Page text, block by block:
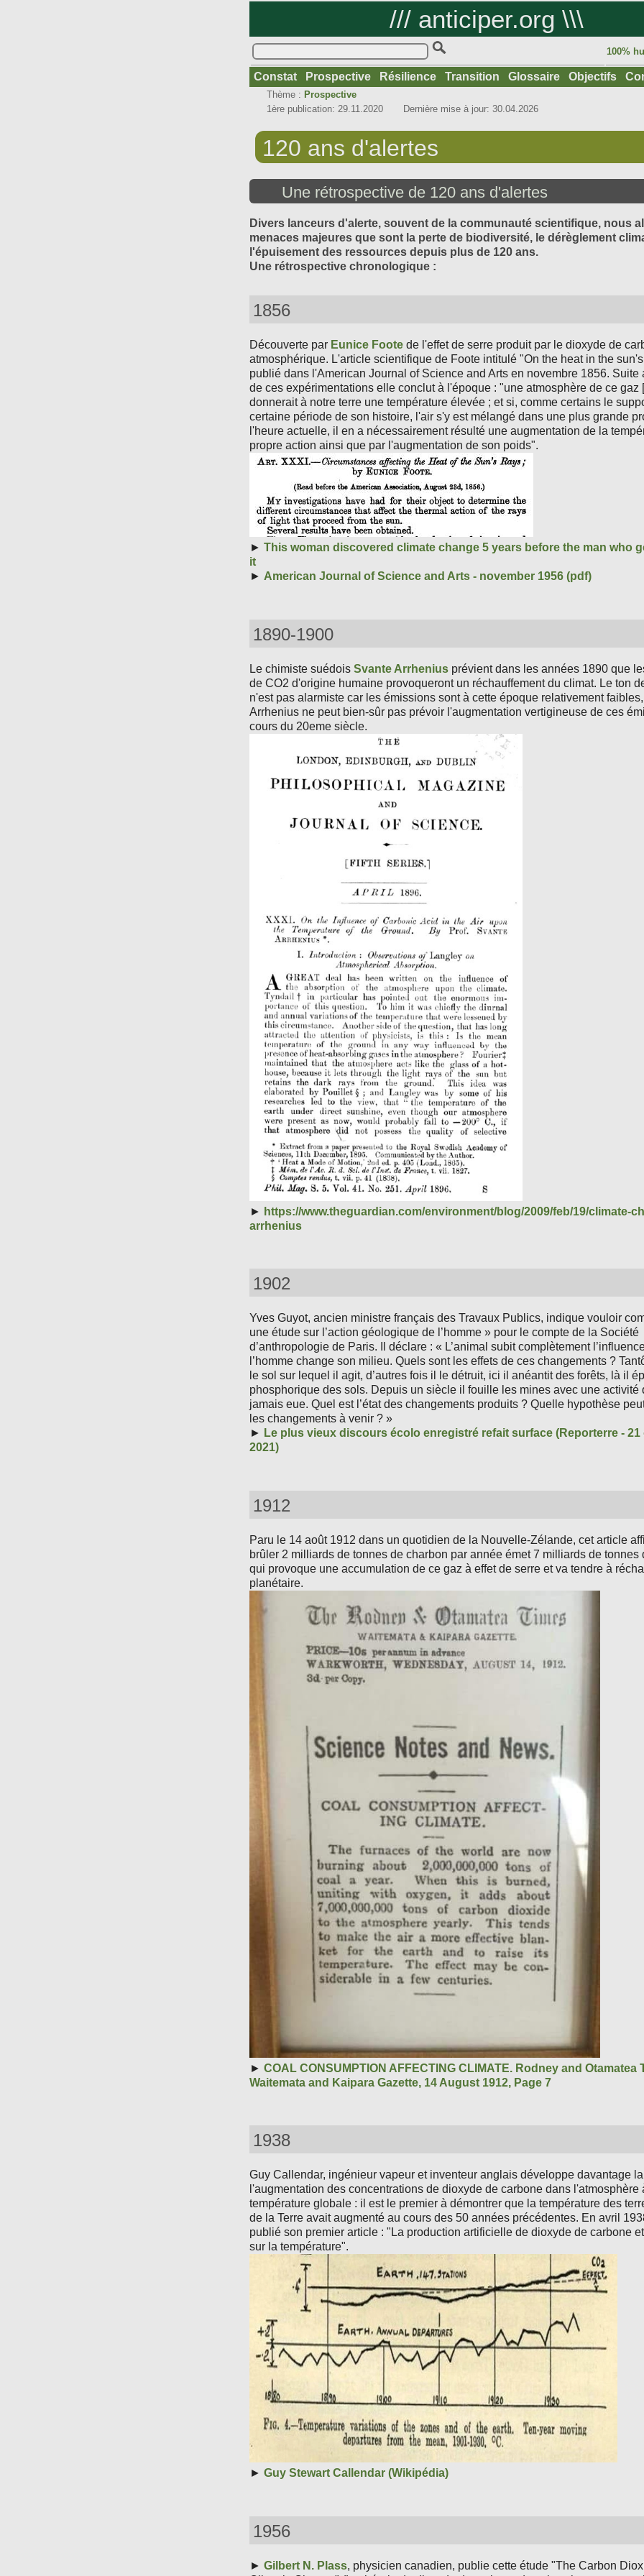
/// anticiper.org \\\
100%
Constat Prospective Résilience Transition Glossaire Objectifs
Thème : Prospective
1ère publication: 29.11.2020
Dernière mise à jour: 30.04.2026
120 ans d'alertes
Une rétrospective de 120 ans d'alertes
Divers lanceurs d'alerte, souvent de la communauté scientifique, nous
menaces majeures que sont la perte de biodiversité, le dérèglement
l'épuisement des ressources depuis plus de 120 ans.
Une rétrospective chronologique :
1856
Découverte par Eunice Foote de l'effet de serre produit par le dioxyde de
atmosphérique. L'article scientifique de Foote intitulé "On the heat in the
publié dans l'American Journal of Science and Arts en novembre 1856. Suite
de ces expérimentations elle conclut à l'époque : "une atmosphère de ce gaz
donnerait à notre terre une température élevée ; et si, comme certains le
certaine période de son histoire, l'air s'y est mélangé dans une plus grande
l'heure actuelle, il en a nécessairement résulté une augmentation de la
propre action ainsi que par l'augmentation de son poids".
► This woman discovered climate change 5 years before the man who
it
► American Journal of Science and Arts - november 1956 (pdf)
1890-1900
Le chimiste suédois Svante Arrhenius prévient dans les années 1890 que
de CO2 d'origine humaine provoqueront un réchauffement du climat. Le ton
n'est pas alarmiste car les émissions sont à cette époque relativement
Arrhenius ne peut bien-sûr pas prévoir l'augmentation vertigineuse de ces
cours du 20eme siècle.
► https://www.theguardian.com/environment/blog/2009/feb/19/climate-
arrhenius
1902
Yves Guyot, ancien ministre français des Travaux Publics, indique vouloir
une étude sur l’action géologique de l’homme » pour le compte de la Société
d’anthropologie de Paris. Il déclare : « L’animal subit complètement
l’homme change son milieu. Quels sont les effets de ces changements ?
le sol sur lequel il agit, d’autres fois il le détruit, ici il anéantit des forêts, là il
phosphorique des sols. Depuis un siècle il fouille les mines avec une activité
jamais eue. Quel est l’état des changements produits ? Quelle hypothèse
les changements à venir ? »
► Le plus vieux discours écolo enregistré refait surface (Reporterre -
2021)
1912
Paru le 14 août 1912 dans un quotidien de la Nouvelle-Zélande, cet article
brûler 2 milliards de tonnes de charbon par année émet 7 milliards de tonnes
qui provoque une accumulation de ce gaz à effet de serre et va tendre à
planétaire.
► COAL CONSUMPTION AFFECTING CLIMATE. Rodney and Otamatea
Waitemata and Kaipara Gazette, 14 August 1912, Page 7
1938
Guy Callendar, ingénieur vapeur et inventeur anglais développe davantage
l'augmentation des concentrations de dioxyde de carbone dans l'atmosphère
température globale : il est le premier à démontrer que la température des
de la Terre avait augmenté au cours des 50 années précédentes. En avril
publié son premier article : "La production artificielle de dioxyde de carbone
sur la température".
► Guy Stewart Callendar (Wikipédia)
1956
► Gilbert N. Plass, physicien canadien, publie cette étude "The Carbon